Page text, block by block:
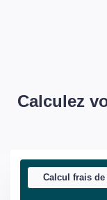
Calculez
Calcul frais